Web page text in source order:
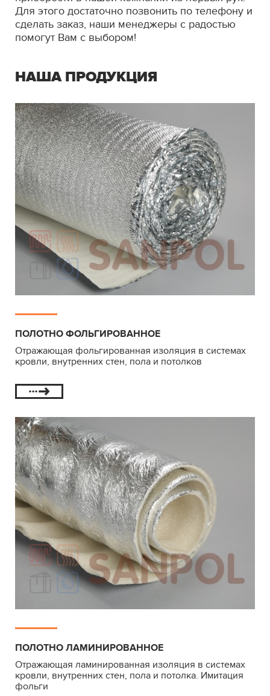
Для этого достаточно позвонить по телефону и
сделать заказ, наши менеджеры с радостью
помогут Вам с выбором!
НАША ПРОДУКЦИЯ
ПОЛОТНО ФОЛЬГИРОВАННОЕ
Отражающая фольгированная изоляция в системах
кровли, внутренних стен, пола и потолков
ПОЛОТНО ЛАМИНИРОВАННОЕ
Отражающая ламинированная изоляция в системах
кровли, внутренних стен, пола и потолка. Имитация
фольги